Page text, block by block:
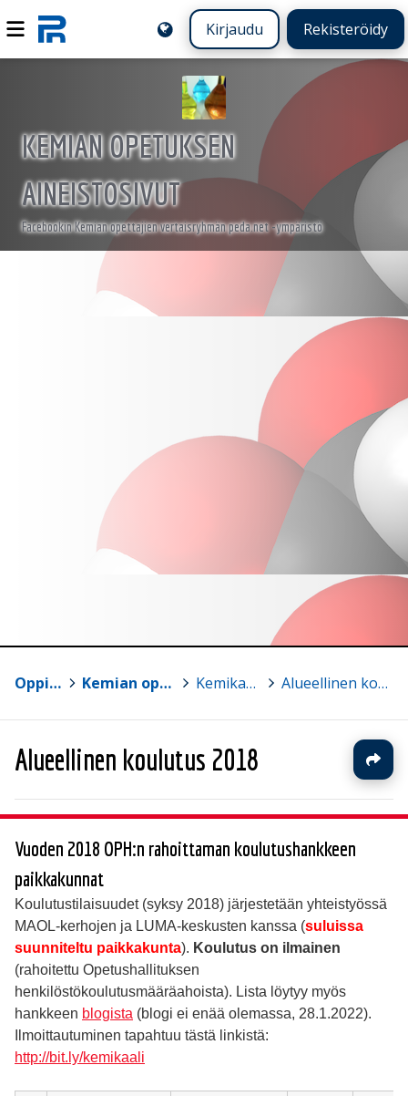
Kirjaudu Rekisteröidy
KEMIAN OPETUKSEN
AINEISTOSIVUT
Facebookin Kemian opettajien vertaisryhmän peda.net -ympäristö
Oppimateriaalit > Kemian opetuksen aineistosivut > Kemikaalivaraston hoito > Alueellinen koulutus 2018
Alueellinen koulutus 2018
Vuoden 2018 OPH:n rahoittaman koulutushankkeen
paikkakunnat
Koulutustilaisuudet (syksy 2018) järjestetään yhteistyössä
MAOL-kerhojen ja LUMA-keskusten kanssa (suluissa
suunniteltu paikkakunta). Koulutus on ilmainen
(rahoitettu Opetushallituksen
henkilöstökoulutusmääräahoista). Lista löytyy myös
hankkeen blogista (blogi ei enää olemassa, 28.1.2022).
Ilmoittautuminen tapahtuu tästä linkistä:
http://bit.ly/kemikaali